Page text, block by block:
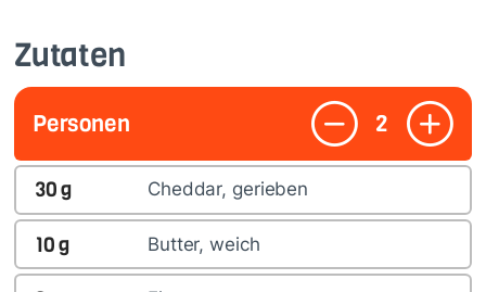
Zutaten
Personen 2
30g Cheddar, gerieben
10g Butter, weich